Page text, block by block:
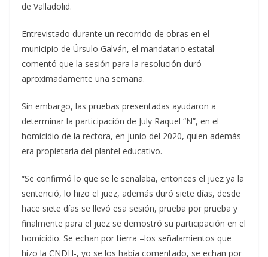
de Valladolid.
Entrevistado durante un recorrido de obras en el
municipio de Úrsulo Galván, el mandatario estatal
comentó que la sesión para la resolución duró
aproximadamente una semana.
Sin embargo, las pruebas presentadas ayudaron a
determinar la participación de July Raquel “N”, en el
homicidio de la rectora, en junio del 2020, quien además
era propietaria del plantel educativo.
“Se confirmó lo que se le señalaba, entonces el juez ya la
sentenció, lo hizo el juez, además duró siete días, desde
hace siete días se llevó esa sesión, prueba por prueba y
finalmente para el juez se demostró su participación en el
homicidio. Se echan por tierra –los señalamientos que
hizo la CNDH-, yo se los había comentado, se echan por